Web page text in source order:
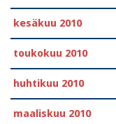
kesäkuu 2010
toukokuu 2010
huhtikuu 2010
maaliskuu 2010